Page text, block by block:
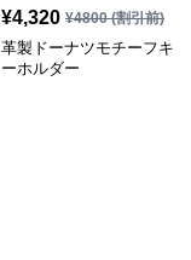
¥4,320 ¥4800(割引前)
革製ドーナツモチーフキ
ーホルダー